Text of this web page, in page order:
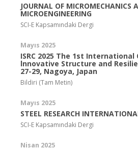
JOURNAL OF MICROMECHANICS
MICROENGINEERING
SCI-E Kapsamındaki Dergi
Mayıs 2025
ISRC 2025 The 1st
lnnovative Structure and
27-29, Nagoya, Japan
Bildiri (Tam Metin)
Mayıs 2025
STEEL RESEARCH
SCI-E Kapsamındaki Dergi
Nisan 2025